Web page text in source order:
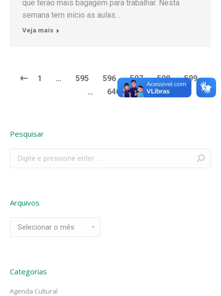
que terão mais bagagem para trabalhar. Nesta
semana tem início as aulas…
Veja mais
1 … 595 596 597 598
599
…
640
Pesquisar
Arquivos
Categorias
Agenda Cultural